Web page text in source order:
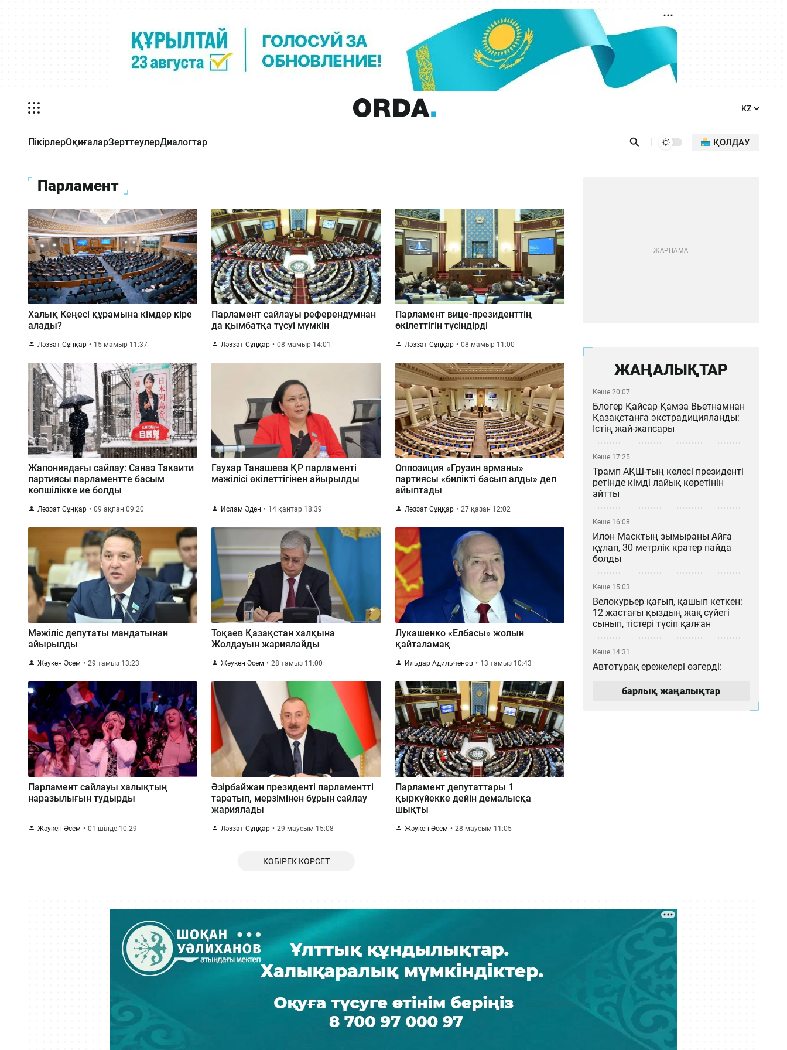
ПікірлерОқиғаларЗерттеулерДиалогтар ҚОЛДАУ
Парламент
Халық Кеңесі құрамына кімдер кіре
алады?
Ләззат Сұңқар 15 мамыр 11:37
Парламент сайлауы референдумнан
да қымбатқа түсуі мүмкін
Ләззат Сұңқар 08 мамыр 14:01
Парламент вице-президенттің
өкілеттігін түсіндірді
Ләззат Сұңқар 08 мамыр 11:00
Жапониядағы сайлау: Санаэ Такаити
партиясы парламентте басым
көпшілікке ие болды
Ләззат Сұңқар 09 ақпан 09:20
Гаухар Танашева ҚР парламенті
мәжілісі өкілеттігінен айырылды
Ислам Әден 14 қаңтар 18:39
Оппозиция «Грузин арманы»
партиясы «билікті басып алды» деп
айыптады
Ләззат Сұңқар 27 қазан 12:02
Мәжіліс депутаты мандатынан
айырылды
Жәукен Әсем 29 тамыз 13:23
Тоқаев Қазақстан халқына
Жолдауын жариялайды
Жәукен Әсем 28 тамыз 11:00
Лукашенко «Елбасы» жолын
қайталамақ
Ильдар Адильченов 13 тамыз 10:43
Парламент сайлауы халықтың
наразылығын тудырды
Жәукен Әсем 01 шілде 10:29
Әзірбайжан президенті парламентті
таратып, мерзімінен бұрын сайлау
жариялады
Ләззат Сұңқар 29 маусым 15:08
Парламент депутаттары 1
қыркүйекке дейін демалысқа
шықты
Жәукен Әсем 28 маусым 11:05
КӨБІРЕК КӨРСЕТ
ЖАҢАЛЫҚТАР
Кеше 20:07
Блогер Қайсар Қамза Вьетнамнан
Қазақстанға экстрадицияланды:
Істің жай-жапсары
Кеше 17:25
Трамп АҚШ-тың келесі президенті
ретінде кімді лайық көретінін
айтты
Кеше 16:08
Илон Масктың зымыраны Айға
құлап, 30 метрлік кратер пайда
болды
Кеше 15:03
Велокурьер қағып, қашып кеткен:
12 жастағы қыздың жақ сүйегі
сынып, тістері түсіп қалған
Кеше 14:31
Автотұрақ ережелері өзгерді:
білуі қажет?
100 миллион теңгеден астам ақша
иемденген күдікті Грузиядан
Қазақстанға экстрадицияланды
Кеше 11:21
Димаштың түрік тіліндегі жаңа әні
iTunes хит-парадтарында бірінші
орында тұр
барлық жаңалықтар